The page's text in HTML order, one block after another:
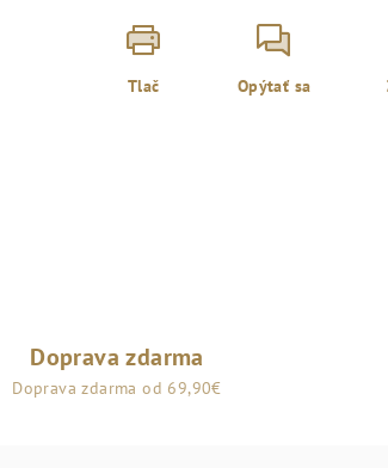
Tlač Opýtať sa
Doprava zdarma
Doprava zdarma od 69,90€